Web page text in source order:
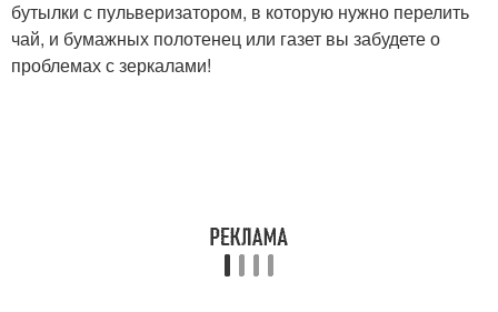
бутылки с пульверизатором, в которую нужно перелить
чай, и бумажных полотенец или газет вы забудете о
проблемах с зеркалами!